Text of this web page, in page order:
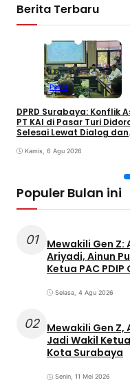
Berita Terbaru
Politik
DPRD Surabaya: Konflik
PT KAI di Pasar Turi
Selesai Lewat Dialog dan
Kamis, 6 Agu 2026
Populer Bulan ini
01
Mewakili Gen Z:
Ariyadi, Ainun
Ketua PAC
Selasa, 4 Agu 2026
02 Mewakili Gen
Jadi Wakil
Kota Surabaya
Senin, 11 Mei 2026